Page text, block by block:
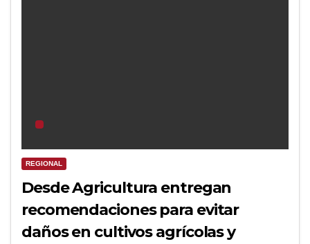
REGIONAL
Desde Agricultura entregan
recomendaciones para evitar
daños en cultivos agrícolas y